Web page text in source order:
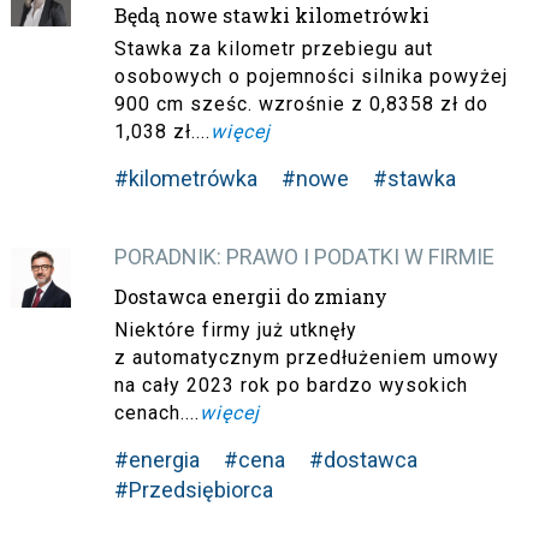
Będą nowe stawki kilometrówki
Stawka za kilometr przebiegu aut
osobowych o pojemności silnika powyżej
900 cm sześc. wzrośnie z 0,8358 zł do
1,038 zł.... więcej
#kilometrówka #nowe #stawka
PORADNIK: PRAWO I PODATKI W FIRMIE
Dostawca energii do zmiany
Niektóre firmy już utknęły
z automatycznym przedłużeniem umowy
na cały 2023 rok po bardzo wysokich
cenach.... więcej
#energia #cena
#dostawca
#Przedsiębiorca